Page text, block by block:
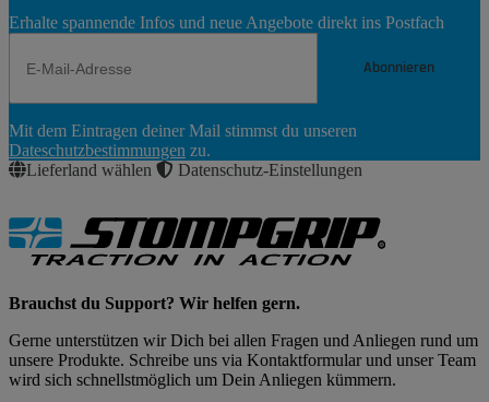
Erhalte spannende Infos und neue Angebote direkt ins Postfach
Abonnieren
Abonnieren
Mit dem Eintragen deiner Mail stimmst du unseren
Dateschutzbestimmungen zu.
Lieferland wählen
Datenschutz-Einstellungen
Brauchst du Support? Wir helfen gern.
Gerne unterstützen wir Dich bei allen Fragen und Anliegen rund um
unsere Produkte. Schreibe uns via Kontaktformular und unser Team
wird sich schnellstmöglich um Dein Anliegen kümmern.